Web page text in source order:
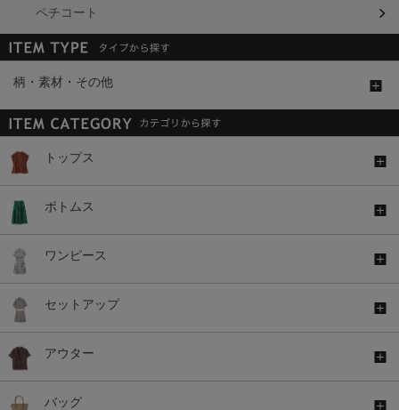
ペチコート
柄・素材・その他
トップス
ボトムス
ワンピース
セットアップ
アウター
バッグ